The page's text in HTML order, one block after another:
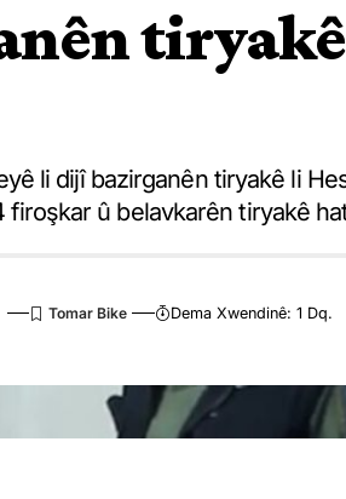
tiryakê
li dijî bazirganên tiryakê li
û belavkarên tiryakê
Dema Xwendinê: 1 Dq.